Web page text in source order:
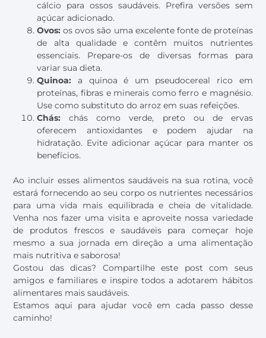
cálcio para ossos saudáveis. Prefira versões sem
açúcar adicionado.
Ovos: os ovos são uma excelente fonte de proteínas
de alta qualidade e contêm muitos nutrientes
essenciais. Prepare-os de diversas formas para
variar sua dieta.
Quinoa: a quinoa é um pseudocereal rico em
proteínas, fibras e minerais como ferro e magnésio.
Use como substituto do arroz em suas refeições.
Chás:chás como verde, preto ou de ervas
oferecem antioxidantes e podem ajudar na
hidratação. Evite adicionar açúcar para manter os
benefícios.
Ao incluir esses alimentos saudáveis na sua rotina, você
estará fornecendo ao seu corpo os nutrientes necessários
para uma vida mais equilibrada e cheia de vitalidade.
Venha nos fazer uma visita e aproveite nossa variedade
de produtos frescos e saudáveis para começar hoje
mesmo a sua jornada em direção a uma alimentação
mais nutritiva e saborosa!
Gostou das dicas? Compartilhe este post com seus
amigos e familiares e inspire todos a adotarem hábitos
alimentares mais saudáveis.
Estamos aqui para ajudar você em cada passo desse
caminho!